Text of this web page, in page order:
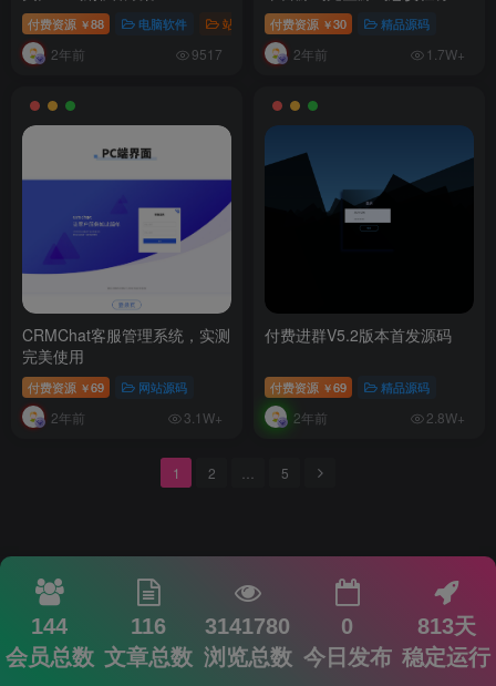
付费资源 ￥88 电脑软件 站长工具
2年前 9517
台任务悬赏源码可封装APP
付费资源 ￥30 精品源码
2年前 1.7W+
CRMChat客服管理系统，实测
完美使用
付费资源 ￥69 网站源码
2年前 3.1W+
付费进群V5.2版本首发源码
付费资源 ￥69 精品源码
2年前 2.8W+
1 2 … 5
144
会员总数
116
文章总数
3141780
浏览总数
0
今日发布
813天
稳定运行